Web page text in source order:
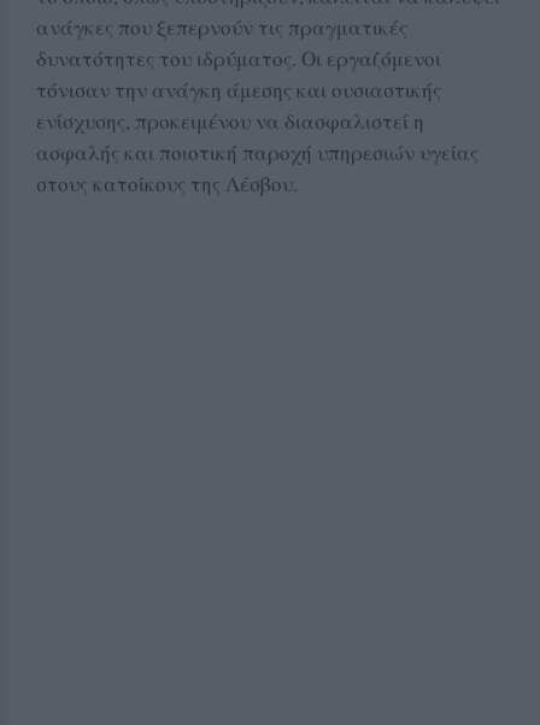
ανάγκες που ξεπερνούν τις πραγματικές
δυνατότητες του ιδρύματος. Οι εργαζόμενοι
τόνισαν την ανάγκη άμεσης και ουσιαστικής
ενίσχυσης, προκειμένου να διασφαλιστεί η
ασφαλής και ποιοτική παροχή υπηρεσιών υγείας
στους κατοίκους της Λέσβου.